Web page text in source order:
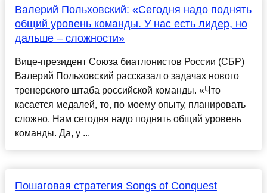
Валерий Польховский: «Сегодня надо поднять
общий уровень команды. У нас есть лидер, но
дальше – сложности»
Вице-президент Союза биатлонистов России (СБР)
Валерий Польховский рассказал о задачах нового
тренерского штаба российской команды. «Что
касается медалей, то, по моему опыту, планировать
сложно. Нам сегодня надо поднять общий уровень
команды. Да, у ...
Пошаговая стратегия Songs of Conquest